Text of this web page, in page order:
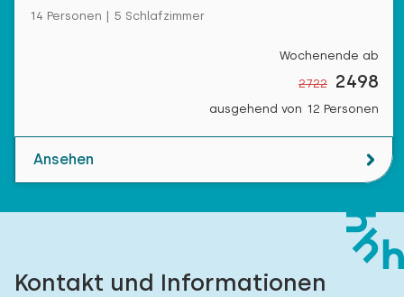
14 Personen | 5 Schlafzimmer
Wochenende ab
2722 2498
ausgehend von 12 Personen
Ansehen
Kontakt und Informationen